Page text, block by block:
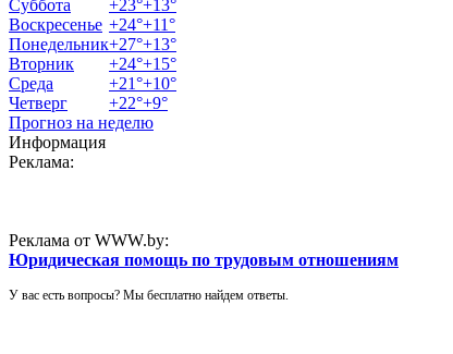
Суббота
+23°+13°
Воскресенье +24°+11°
Понедельник+27°+13°
Вторник
+24°+15°
Среда
+21°+10°
Четверг
+22°+9°
Прогноз на неделю
Информация
Реклама:
Реклама от WWW.by:
Юридическая помощь по трудовым отношениям
У вас есть вопросы? Мы бесплатно найдем ответы.